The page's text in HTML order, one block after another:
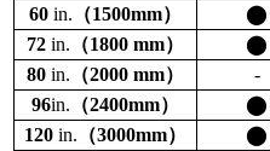
60 in. （1500mm） ⬤
72 in. （1800 mm） ⬤
80 in. （2000 mm） -
96in. （2400mm） ⬤
120 in. （3000mm） ⬤